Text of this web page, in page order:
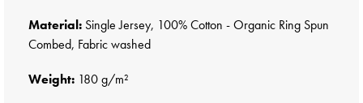
Material: Single Jersey, 100% Cotton - Organic Ring Spun
Combed, Fabric washed
Weight: 180 g/m²